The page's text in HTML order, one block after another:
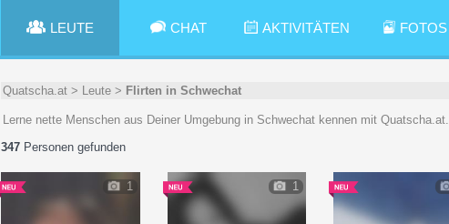
LEUTE CHAT AKTIVITÄTEN FOTOS
Quatscha.at > Leute > Flirten in Schwechat
Lerne nette Menschen aus Deiner Umgebung in Schwechat kennen mit Quatscha.at.
347 Personen gefunden
1 1